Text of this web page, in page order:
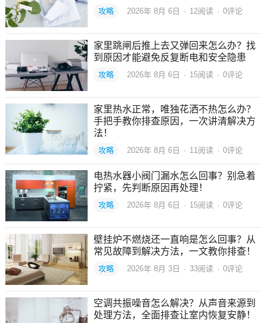
攻略 2026年 8月 6日 · 12阅读 · 0评论
家里跳闸后推上去又弹回来怎么办？找
到原因才能避免反复断电和安全隐患
攻略 2026年 8月 6日 · 15阅读 · 0评论
家里热水正常，唯独花洒不热怎么办？
手把手教你排查原因，一次讲清解决方
法！
攻略 2026年 8月 6日 · 11阅读 · 0评论
电热水器小阀门漏水怎么回事？别急着
拧紧，先判断原因再处理！
攻略 2026年 8月 6日 · 15阅读 · 0评论
壁挂炉不燃烧还一直响是怎么回事？从
常见故障到解决方法，一文教你排查！
攻略 2026年 8月 3日 · 33阅读 · 0评论
空调共振噪音怎么解决？从声音来源到
处理方法，全面排查让室内恢复安静！